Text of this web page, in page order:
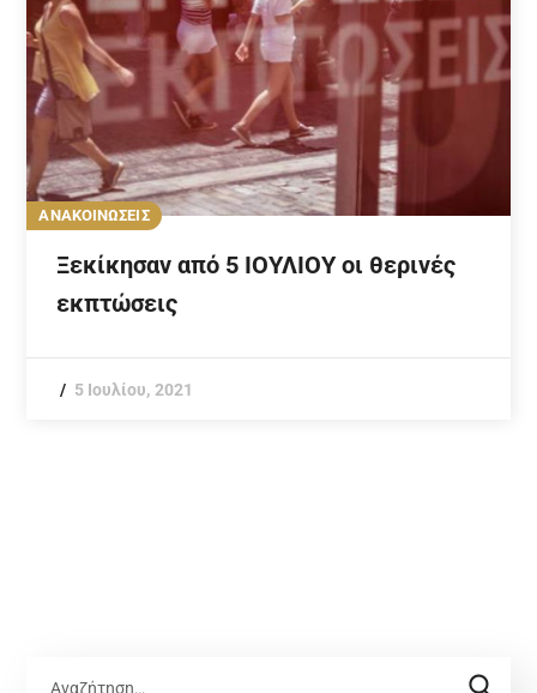
ΑΝΑΚΟΙΝΩΣΕΙΣ
Ξεκίκησαν από 5 ΙΟΥΛΙΟΥ οι θερινές
εκπτώσεις
5 Ιουλίου, 2021